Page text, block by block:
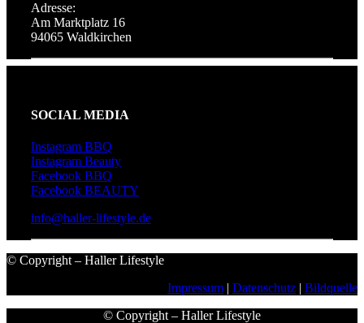
Adresse:
Am Marktplatz 16
94065 Waldkirchen
SOCIAL MEDIA
Instagram BBQ
Instagram Beauty
Facebook BBQ
Facebook BEAUTY
info@haller-lifestyle.de
© Copyright – Haller Lifestyle
Impressum | Datenschutz | Bildquelle
© Copyright – Haller Lifestyle